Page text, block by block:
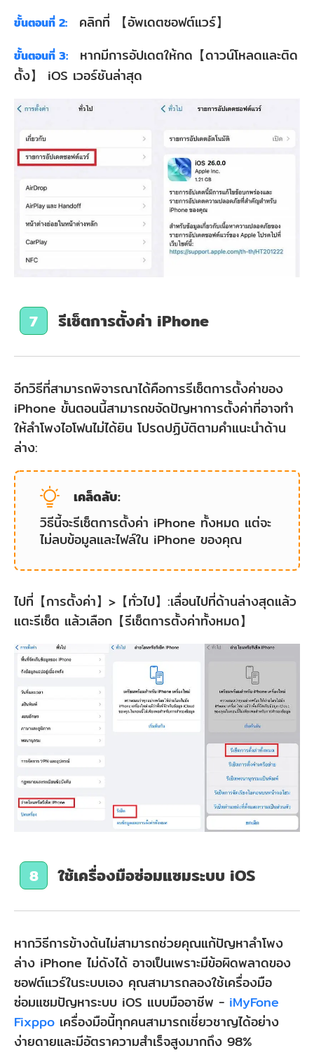
ขั้นตอนที่ 2: คลิกที่ 【อัพเดตซอฟต์แวร์】
ขั้นตอนที่ 3:
หากมีการอัปเดตให้กด【ดาวน์โหลดและติด
ตั้ง】 iOS เวอร์ชันล่าสุด
7 รีเซ็ตการตั้งค่า iPhone
อีกวิธีที่สามารถพิจารณาได้คือการรีเซ็ตการตั้งค่าของ
iPhone ขั้นตอนนี้สามารถขจัดปัญหาการตั้งค่าที่อาจทำ
ให้ลําโพงไอโฟนไม่ได้ยิน โปรดปฏิบัติตามคำแนะนำด้าน
ล่าง:
เคล็ดลับ:
วิธีนี้จะรีเซ็ตการตั้งค่า iPhone ทั้งหมด แต่จะ
ไม่ลบข้อมูลและไฟล์ใน iPhone ของคุณ
ไปที่【การตั้งค่า】>【ทั่วไป】:เลื่อนไปที่ด้านล่างสุดแล้ว
แตะรีเซ็ต แล้วเลือก【รีเซ็ตการตั้งค่าทั้งหมด】
8 ใช้เครื่องมือซ่อมแซมระบบ iOS
หากวิธีการข้างต้นไม่สามารถช่วยคุณแก้ปัญหาลําโพง
ล่าง iPhone ไม่ดังได้ อาจเป็นเพราะมีข้อผิดพลาดของ
ซอฟต์แวร์ในระบบเอง คุณสามารถลองใช้เครื่องมือ
ซ่อมแซมปัญหาระบบ iOS แบบมืออาชีพ - iMyFone
Fixppo เครื่องมือนี้ทุกคนสามารถเชี่ยวชาญได้อย่าง
ง่ายดายและมีอัตราความสำเร็จสูงมากถึง 98%